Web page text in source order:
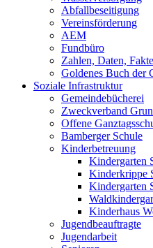
Abfallbeseitigung
Vereinsförderung
AEM
Fundbüro
Zahlen, Daten,
Goldenes Buch der
Soziale Infrastruktur
Gemeindebücherei
Zweckverband
Offene
Bamberger Schule
Kinderbetreuung
Kindergarten
Kinderkrippe
Kindergarten
Kinderhaus
Jugendbeauftragte
Jugendarbeit